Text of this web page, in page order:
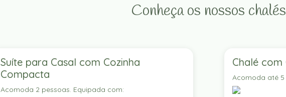
Conheça os nossos chalés
Suíte para Casal com Cozinha
Compacta
Acomoda 2 pessoas. Equipada com:
Chalé com
Acomoda até 5